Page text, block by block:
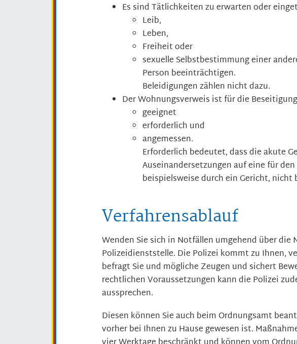
Es sind Tätlichkeiten zu erwarten oder
Leib,
Leben,
Freiheit oder
sexuelle Selbstbestimmung einer
Person beeinträchtigen.
Beleidigungen zählen nicht dazu.
Der Wohnungsverweis ist für die
geeignet
erforderlich und
angemessen.
Erforderlich bedeutet, dass die akute
Auseinandersetzungen auf eine für
beispielsweise durch ein Gericht,
Verfahrensablauf
Wenden Sie sich in Notfällen umgehend über die
Polizeidienststelle. Die Polizei kommt zu Ihnen,
befragt Sie und mögliche Zeugen und sichert
rechtlichen Voraussetzungen kann die Polizei
aussprechen.
Diesen können Sie auch beim Ordnungsamt
vorher bei Ihnen zu Hause gewesen ist.